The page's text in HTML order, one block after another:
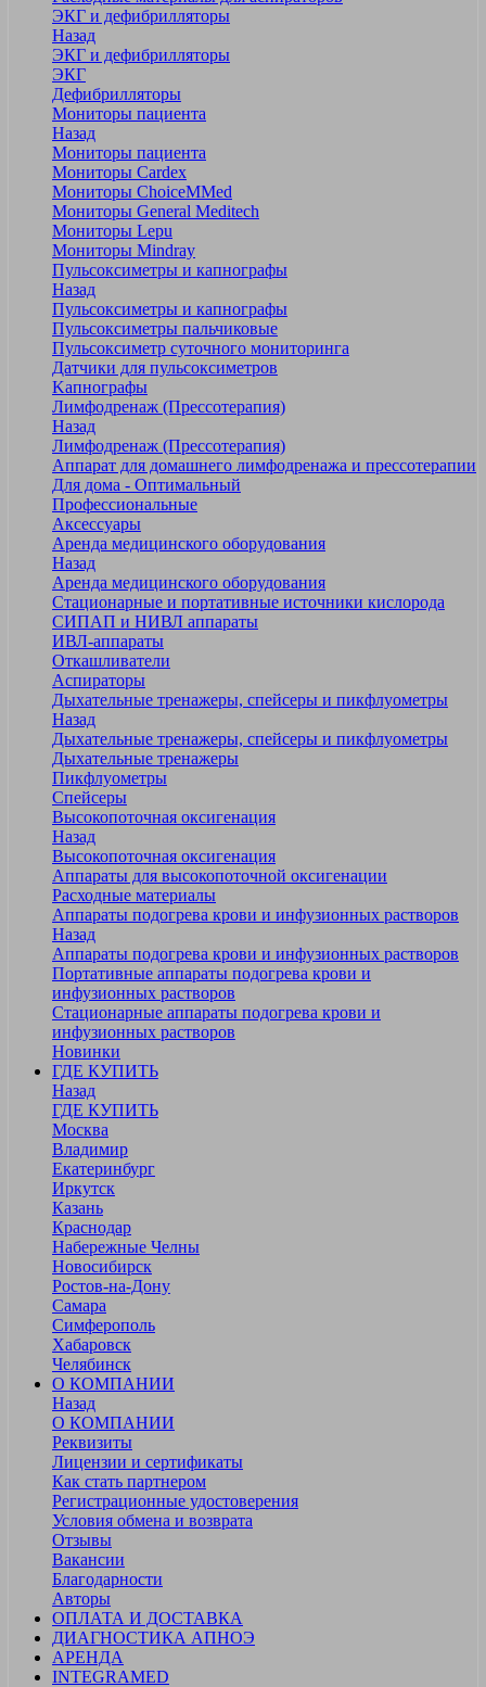
ЭКГ и дефибрилляторы
Назад
ЭКГ и дефибрилляторы
ЭКГ
Дефибрилляторы
Мониторы пациента
Назад
Мониторы пациента
Мониторы Cardex
Мониторы ChoiceMMed
Мониторы General Meditech
Мониторы Lepu
Мониторы Mindray
Пульсоксиметры и капнографы
Назад
Пульсоксиметры и капнографы
Пульсоксиметры пальчиковые
Пульсоксиметр суточного мониторинга
Датчики для пульсоксиметров
Kапнографы
Лимфодренаж (Прессотерапия)
Назад
Лимфодренаж (Прессотерапия)
Аппарат для домашнего лимфодренажа и прессотерапии
Для дома - Оптимальный
Профессиональные
Аксессуары
Аренда медицинского оборудования
Назад
Аренда медицинского оборудования
Стационарные и портативные источники кислорода
СИПАП и НИВЛ аппараты
ИВЛ-аппараты
Откашливатели
Аспираторы
Дыхательные тренажеры, спейсеры и пикфлуометры
Назад
Дыхательные тренажеры, спейсеры и пикфлуометры
Дыхательные тренажеры
Пикфлуометры
Спейсеры
Высокопоточная оксигенация
Назад
Высокопоточная оксигенация
Аппараты для высокопоточной оксигенации
Расходные материалы
Аппараты подогрева крови и инфузионных растворов
Назад
Аппараты подогрева крови и инфузионных растворов
Портативные аппараты подогрева крови и
инфузионных растворов
Стационарные аппараты подогрева крови и
инфузионных растворов
Новинки
ГДЕ КУПИТЬ
Назад
ГДЕ КУПИТЬ
Москва
Владимир
Екатеринбург
Иркутск
Казань
Краснодар
Набережные Челны
Новосибирск
Ростов-на-Дону
Самара
Симферополь
Хабаровск
Челябинск
О КОМПАНИИ
Назад
О КОМПАНИИ
Реквизиты
Лицензии и сертификаты
Как стать партнером
Регистрационные удостоверения
Условия обмена и возврата
Отзывы
Вакансии
Благодарности
Авторы
ОПЛАТА И ДОСТАВКА
ДИАГНОСТИКА АПНОЭ
АРЕНДА
INTEGRAMED